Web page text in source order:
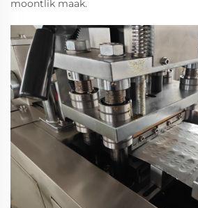
moontlik maak.